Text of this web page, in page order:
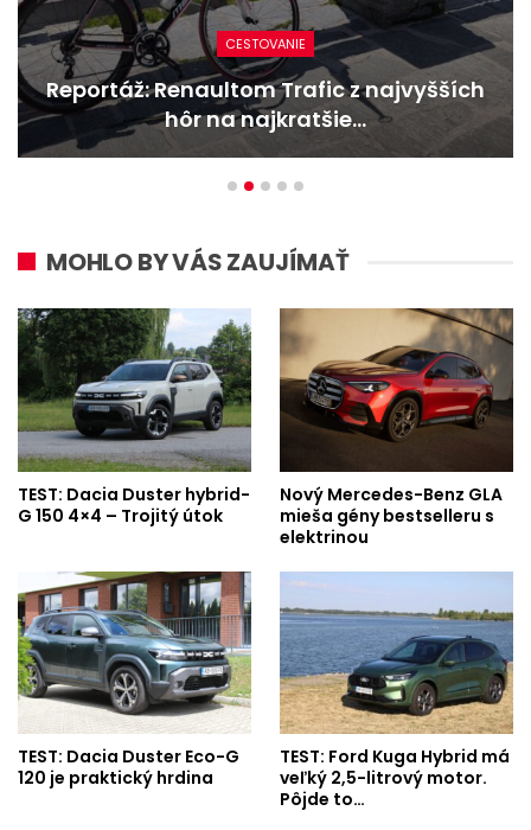
CESTOVANIE
Renaultom Trafic z najvyšších
hôr na najkratšie…
MOHLO BY VÁS ZAUJÍMAŤ
TEST: Dacia Duster hybrid-
G 150 4×4 – Trojitý útok
Nový Mercedes-Benz GLA
mieša gény bestselleru s
elektrinou
TEST: Dacia Duster Eco-G
120 je praktický hrdina
TEST: Ford Kuga Hybrid má
veľký 2,5-litrový motor.
Pôjde to…